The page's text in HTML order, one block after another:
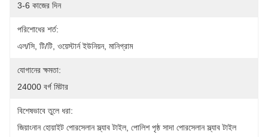
3-6 কাজের দিন
পরিশোধের শর্ত:
এল/সি, টি/টি, ওয়েস্টার্ন ইউনিয়ন, মানিগ্রাম
যোগানের ক্ষমতা:
24000 বর্গ মিটার
বিশেষভাবে তুলে ধরা:
জিয়াংনান হোয়াইট পোরসেলান স্ল্যাব টাইল পোলিশ পৃষ্ঠ সাদা পোরসেলান স্ল্যাব টাইল